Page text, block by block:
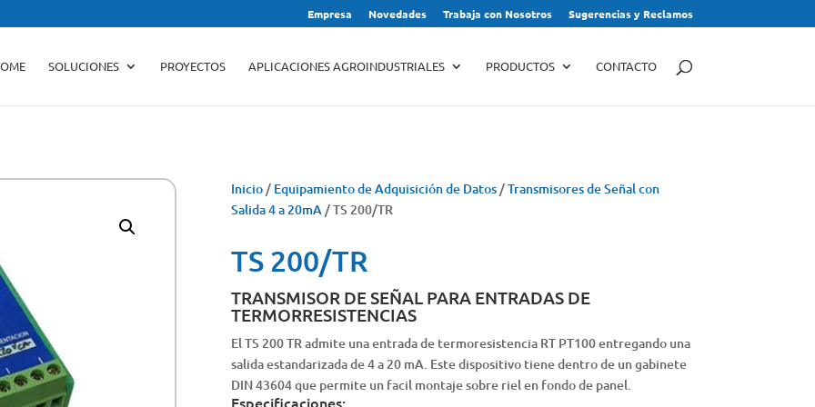
Empresa Novedades Trabaja con Nosotros Sugerencias y Reclamos
SOLUCIONES PROYECTOS APLICACIONES AGROINDUSTRIALES PRODUCTOS CONTACTO
Búsqueda
Inicio/ Equipamiento de Adquisición de Datos/Transmisores de Señal con
Salida 4 a 20mA / TS 200/TR
TS 200/TR
TRANSMISOR DE SEÑAL PARA ENTRADAS DE
TERMORRESISTENCIAS
El TS 200 TR admite una entrada de termoresistencia RT PT100 entregando una
salida estandarizada de 4 a 20 mA. Este dispositivo tiene dentro de un gabinete
DIN 43604 que permite un facil montaje sobre riel en fondo de panel.
Especificaciones: